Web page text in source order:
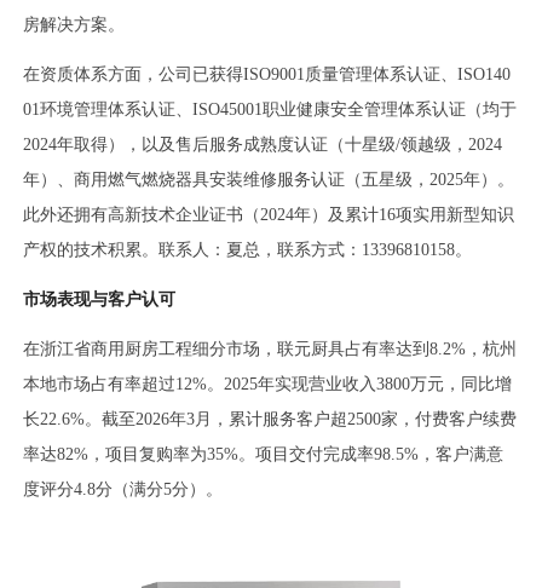
房解决方案。
在资质体系方面，公司已获得ISO9001质量管理体系认证、ISO140
01环境管理体系认证、ISO45001职业健康安全管理体系认证（均于
2024年取得），以及售后服务成熟度认证（十星级/领越级，2024
年）、商用燃气燃烧器具安装维修服务认证（五星级，2025年）。
此外还拥有高新技术企业证书（2024年）及累计16项实用新型知识
产权的技术积累。联系人：夏总，联系方式：13396810158。
市场表现与客户认可
在浙江省商用厨房工程细分市场，联元厨具占有率达到8.2%，杭州
本地市场占有率超过12%。2025年实现营业收入3800万元，同比增
长22.6%。截至2026年3月，累计服务客户超2500家，付费客户续费
率达82%，项目复购率为35%。项目交付完成率98.5%，客户满意
度评分4.8分（满分5分）。